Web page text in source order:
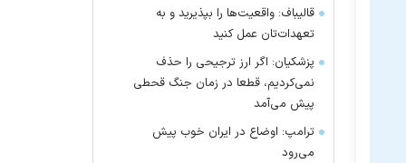
قالیباف: واقعیت‌ها را بپذیرید و به
تعهدات‌تان عمل کنید
پزشکیان: اگر ارز ترجیحی را حذف
نمی‌کردیم، قطعا در زمان جنگ قحطی
پیش می‌آمد
ترامپ: اوضاع در ایران خوب پیش
می‌رود